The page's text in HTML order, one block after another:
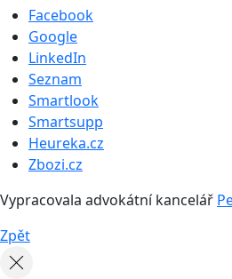
Facebook
Google
LinkedIn
Seznam
Smartlook
Smartsupp
Heureka.cz
Zbozi.cz
Vypracovala advokátní kancelář
Zpět